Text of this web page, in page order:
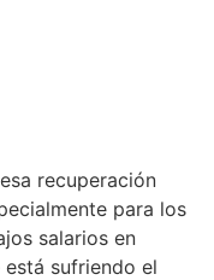
recuperación
para los
salarios en
sufriendo el